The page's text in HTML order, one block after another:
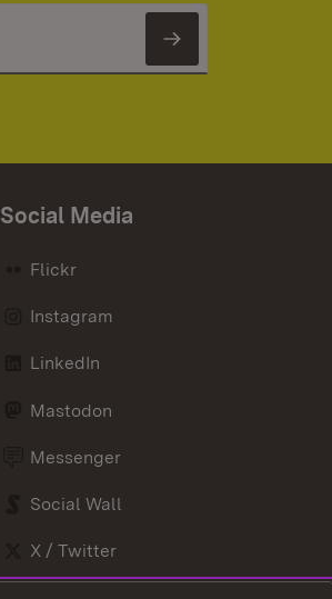
Newsletter
Social Media
Flickr
Instagram
LinkedIn
Mastodon
Messenger
Social Wall
X / Twitter